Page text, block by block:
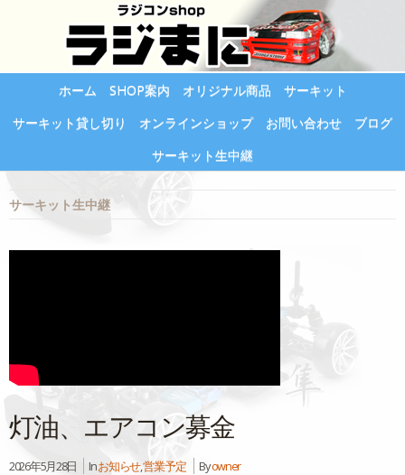
ホーム SHOP案内 オリジナル商品
サーキット
サーキット貸し切り
オンラインショップ お問い合わせ
ブログ
サーキット生中継
サーキット生中継
灯油、エアコン募金
2026年5月28日 Inお知らせ,営業予定 Byowner